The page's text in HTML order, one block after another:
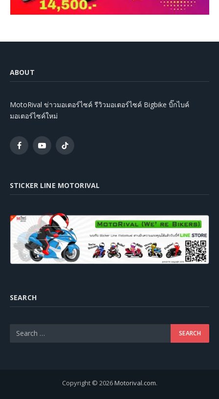
ABOUT
MotoRival ข่าวมอเตอร์ไซค์ รีวิวมอเตอร์ไซค์ Bigbike บิ๊กไบค์
มอเตอร์ไซค์ใหม่
FacebookYouTubeTikTok
STICKER LINE MOTORIVAL
SEARCH
Copyright © 2026Motorival.com.